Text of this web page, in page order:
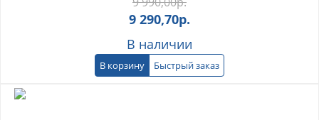
9 290,70р.
В наличии
В корзину Быстрый заказ